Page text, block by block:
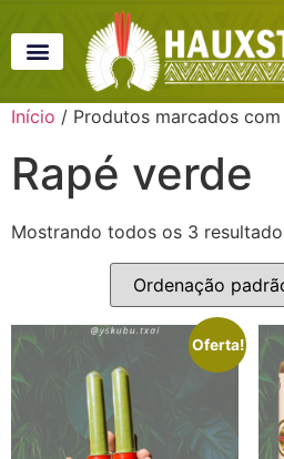
Início / Produtos marcados com
Rapé verde
Mostrando todos os 3
Oferta!